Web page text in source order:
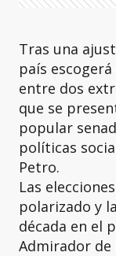
Tras una
país
entre dos
que se
popular
políticas
Petro.
Las
polarizado y
década en el
Admirador de